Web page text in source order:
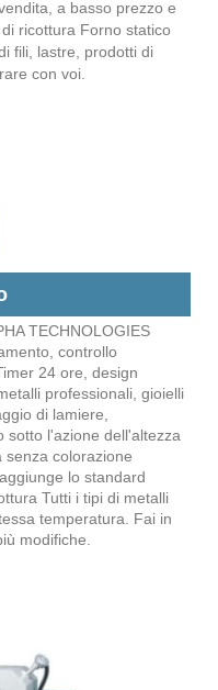
a basso prezzo e
ricottura Forno statico
fili, lastre, prodotti di
con voi.
TECHNOLOGIES
controllo
24 ore, design
professionali, gioielli
di lamiere,
sotto l'azione dell'altezza
senza colorazione
lo standard
Tutti i tipi di metalli
temperatura. Fai in
modifiche.